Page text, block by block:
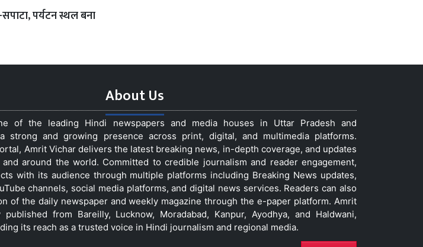
पर्यटन स्थल बना
About Us
of the leading Hindi newspapers and media houses in Uttar Pradesh and
strong and growing presence across print, digital, and multimedia platforms.
Amrit Vichar delivers the latest breaking news, in-depth coverage, and updates
around the world. Committed to credible journalism and reader engagement,
with its audience through multiple platforms including Breaking News updates,
channels, social media platforms, and digital news services. Readers can also
of the daily newspaper and weekly magazine through the e-paper platform. Amrit
from Bareilly, Lucknow, Moradabad, Kanpur, Ayodhya, and Haldwani,
its reach as a trusted voice in Hindi journalism and regional media.